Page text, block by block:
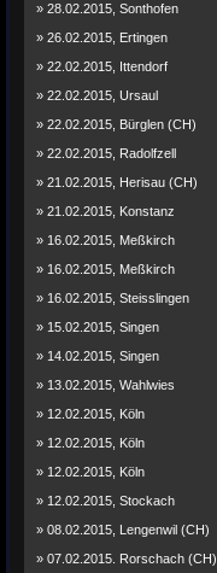
» 28.02.2015, Sonthofen
» 26.02.2015, Ertingen
» 22.02.2015, Ittendorf
» 22.02.2015, Ursaul
» 22.02.2015, Bürglen (CH)
» 22.02.2015, Radolfzell
» 21.02.2015, Herisau (CH)
» 21.02.2015, Konstanz
» 16.02.2015, Meßkirch
» 16.02.2015, Meßkirch
» 16.02.2015, Steisslingen
» 15.02.2015, Singen
» 14.02.2015, Singen
» 13.02.2015, Wahlwies
» 12.02.2015, Köln
» 12.02.2015, Köln
» 12.02.2015, Köln
» 12.02.2015, Stockach
» 08.02.2015, Lengenwil (CH)
» 07.02.2015. Rorschach (CH)